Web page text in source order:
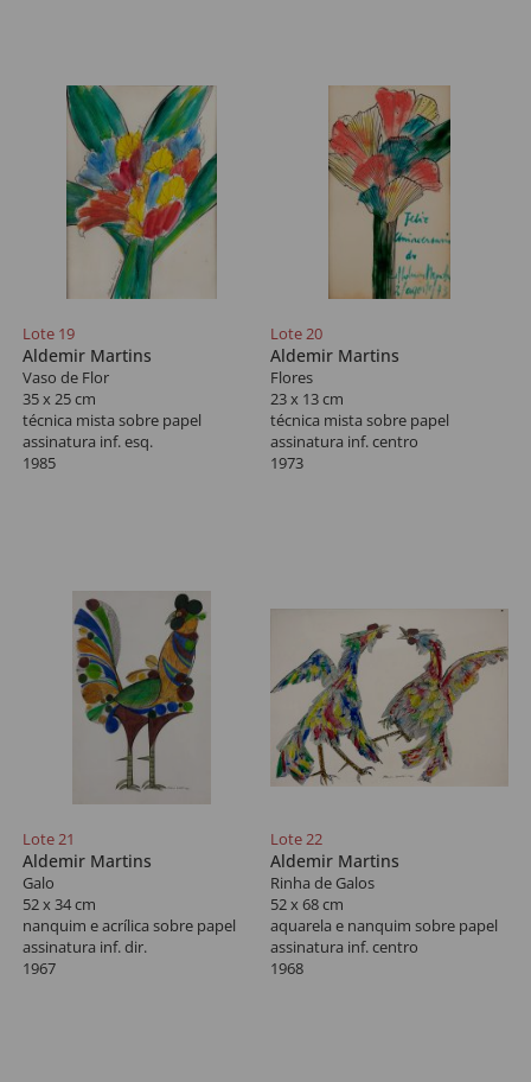
Lote 19
Aldemir Martins
Vaso de Flor
35 x 25 cm
técnica mista sobre papel
assinatura inf. esq.
1985
Lote 20
Aldemir Martins
Flores
23 x 13 cm
técnica mista sobre papel
assinatura inf. centro
1973
Lote 21
Aldemir Martins
Galo
52 x 34 cm
nanquim e acrílica sobre papel
assinatura inf. dir.
1967
Lote 22
Aldemir Martins
Rinha de Galos
52 x 68 cm
aquarela e nanquim sobre papel
assinatura inf. centro
1968